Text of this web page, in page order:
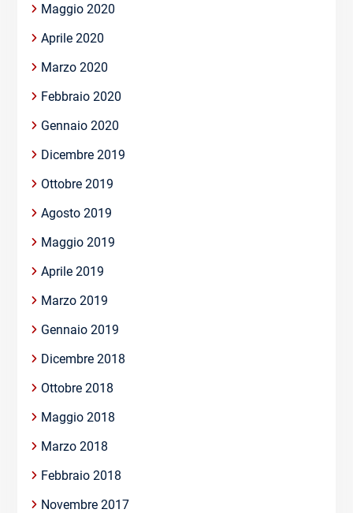
Maggio 2020
Aprile 2020
Marzo 2020
Febbraio 2020
Gennaio 2020
Dicembre 2019
Ottobre 2019
Agosto 2019
Maggio 2019
Aprile 2019
Marzo 2019
Gennaio 2019
Dicembre 2018
Ottobre 2018
Maggio 2018
Marzo 2018
Febbraio 2018
Novembre 2017